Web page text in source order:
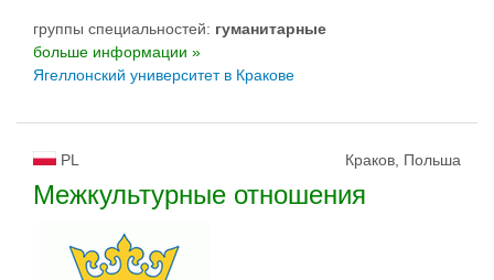
группы специальностей: гуманитарные
больше информации »
Ягеллонский университет в Кракове
PL Краков, Польша
Межкультурные отношения